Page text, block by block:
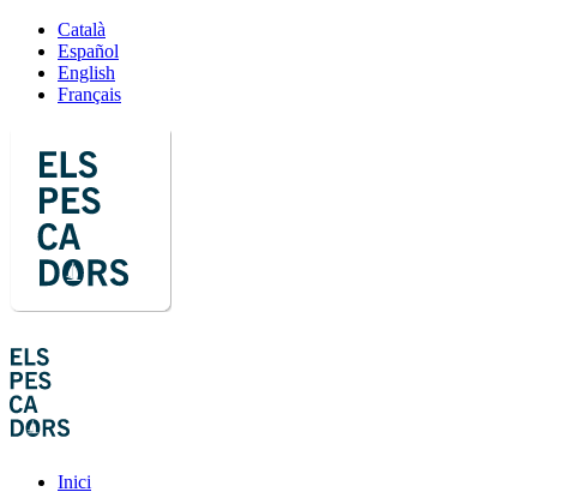
Català
Español
English
Français
Inici